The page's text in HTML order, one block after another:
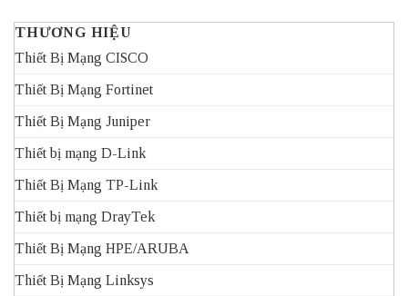
THƯƠNG HIỆU
Thiết Bị Mạng CISCO
Thiết Bị Mạng Fortinet
Thiết Bị Mạng Juniper
Thiết bị mạng D-Link
Thiết Bị Mạng TP-Link
Thiết bị mạng DrayTek
Thiết Bị Mạng HPE/ARUBA
Thiết Bị Mạng Linksys